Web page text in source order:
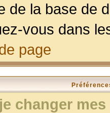
de la base de
vous dans
page
changer